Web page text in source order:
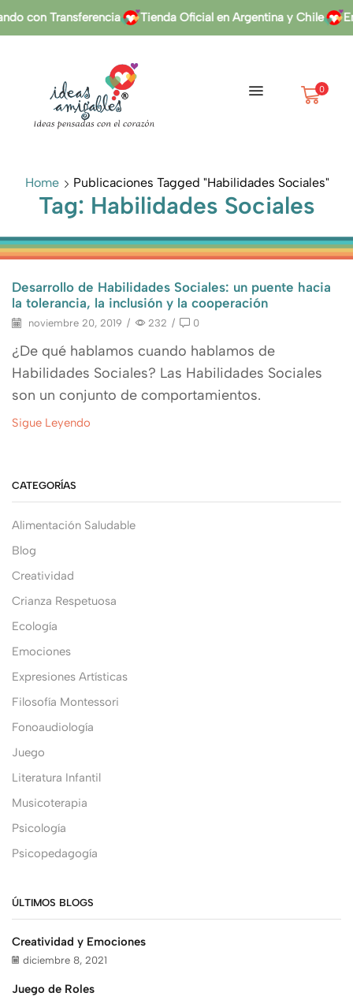
con Transferencia Tienda Oficial en Argentina y Chile
0
Home Publicaciones Tagged "habilidades Sociales"
Tag: Habilidades Sociales
Desarrollo de Habilidades Sociales: un puente hacia
la tolerancia, la inclusión y la cooperación
noviembre 20, 2019 / 232 / 0
¿De qué hablamos cuando hablamos de
Habilidades Sociales? Las Habilidades Sociales
son un conjunto de comportamientos.
Sigue Leyendo
CATEGORÍAS
Alimentación Saludable
Blog
Creatividad
Crianza Respetuosa
Ecología
Emociones
Expresiones Artísticas
Filosofía Montessori
Fonoaudiología
Juego
Literatura Infantil
Musicoterapia
Psicología
Psicopedagogía
ÚLTIMOS BLOGS
Creatividad y Emociones
diciembre 8, 2021
Juego de Roles